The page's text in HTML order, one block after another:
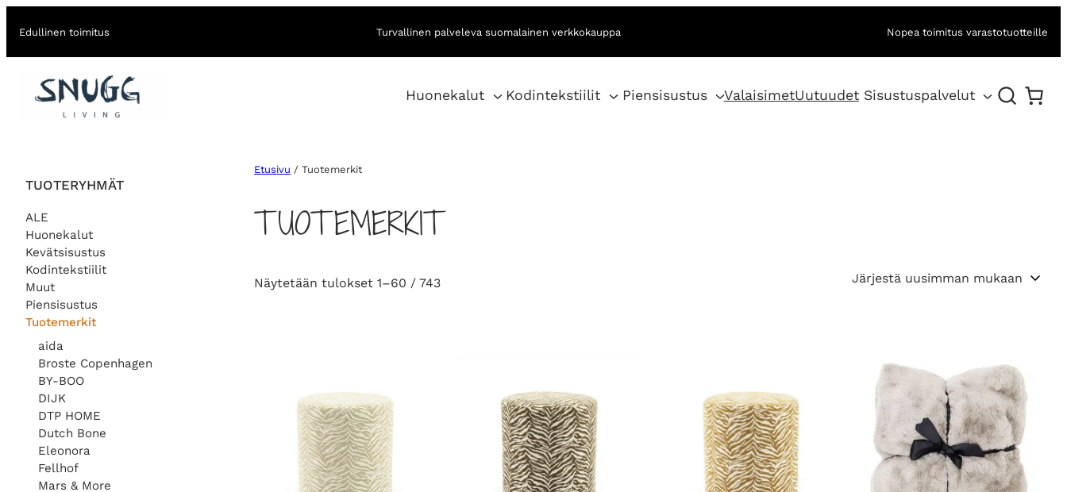
Edullinen toimitus Turvallinen palveleva suomalainen verkkokauppa Nopea toimitus varastotuotteille
Huonekalut Kodintekstiilit Piensisustus ValaisimetUutuudet Sisustuspalvelut
TUOTERYHMÄT
ALE
Huonekalut
Kevätsisustus
Kodintekstiilit
Muut
Piensisustus
Tuotemerkit
aida
Broste Copenhagen
BY-BOO
DIJK
DTP HOME
Dutch Bone
Eleonora
Fellhof
Mars & More
Etusivu / Tuotemerkit
TUOTEMERKIT
Näytetään tulokset 1–60 / 743S
AIDA
DUTCH BONE FELLHOF
RUSTIK LYS